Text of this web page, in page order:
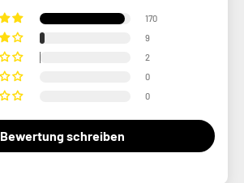
170
9
2
0
0
Bewertung schreiben